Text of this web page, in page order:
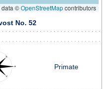
data ©OpenStreetMapcontributors
No. 52
Primate